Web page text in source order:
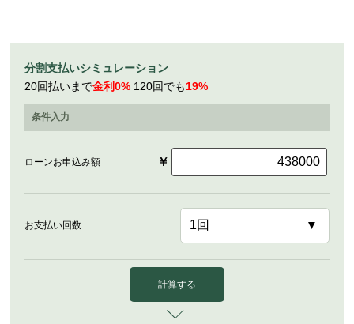
分割支払いシミュレーション
20回払いまで金利0% 120回でも19%
条件入力
ローンお申込み額 ￥
お支払い回数
計算する